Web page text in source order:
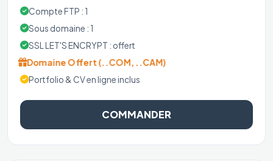
Compte FTP : 1
Sous domaine : 1
SSL LET'S ENCRYPT : offert
Domaine Offert (..COM, ..CAM)
Portfolio & CV en ligne inclus
COMMANDER